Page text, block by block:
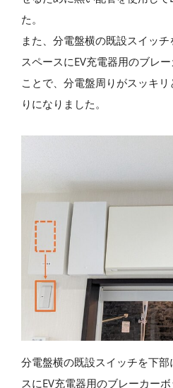
た。
また、分電盤横の既設スイッ
スペースにEV充電器用のブレ
ことで、分電盤周りがスッキ
りになりました。
分電盤横の既設スイッチを下
スにEV充電器用のブレーカー